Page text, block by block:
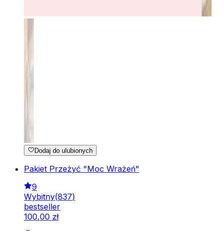
Dodaj do ulubionych
Pakiet Przeżyć "Moc Wrażeń"
9
Wybitny(837)
bestseller
100,00 zł